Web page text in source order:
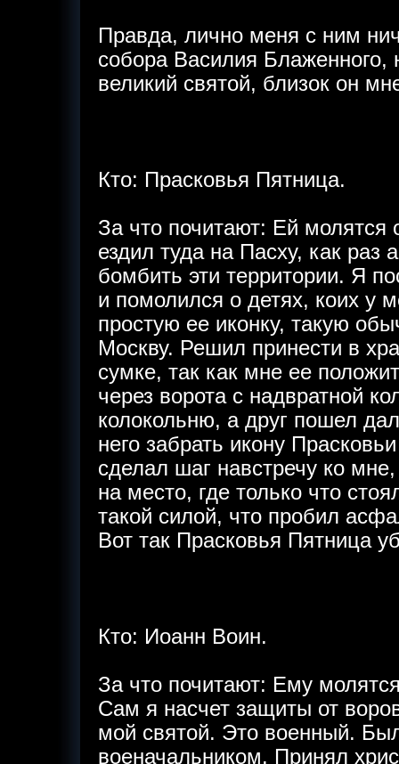
Правда, лично меня с ним
собора Василия Блаженного,
великий святой, близок он
Кто: Прасковья Пятница.
За что почитают: Ей
ездил туда на Пасху, как раз
бомбить эти территории. Я
и помолился о детях, коих у
простую ее иконку, такую
Москву. Решил принести в
сумке, так как мне ее
через ворота с надвратной
колокольню, а друг пошел
него забрать икону
сделал шаг навстречу ко
на место, где только что
такой силой, что пробил
Вот так Прасковья Пятница
Кто: Иоанн Воин.
За что почитают: Ему
Сам я насчет защиты от
мой святой. Это военный.
военачальником. Принял